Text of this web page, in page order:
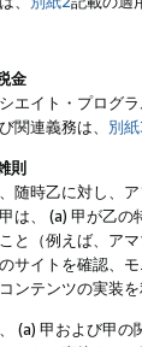
金
エイト・プログ
関連義務は、 別
則
随時乙に対し、
は、 (a) 甲が乙
と（例えば、ア
サイトを確認、
ンテンツの実装
(a) 甲および甲